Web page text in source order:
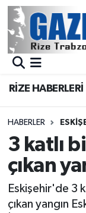
RİZE HABERLERİ
HABERLER
3 katlı
çıkan
Eskişehir'de 3
çıkan yangın
BÖLGEMİZ
Asayiş
Rize
Bilim
Merkez
Merkez
Süper Lig
Tüm
Son